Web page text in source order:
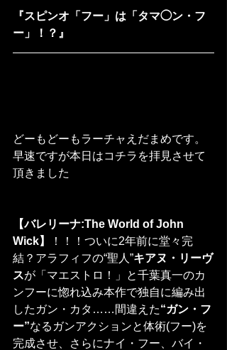
『スピンオ「フー」は「タマ◯ン・フ
ー」！？』
どーもどーもラーチャえだまめです。
早速ですが本日はコチラを拝見させて
頂きました
【バレリーナ:The World of John
Wick】
！！！ついに2年前に堂々完
結？アラフィフの“聖人”キアヌ・リーヴ
スが「マエストロ！」と千葉真一のカ
ンフーに惚れ込み本作で独自に編み出
したガン・カタ……間違えた“ガン・フ
ー”なるガンアクションと体術(フー)を
完成させ、さらにナイ・フー、バイ・